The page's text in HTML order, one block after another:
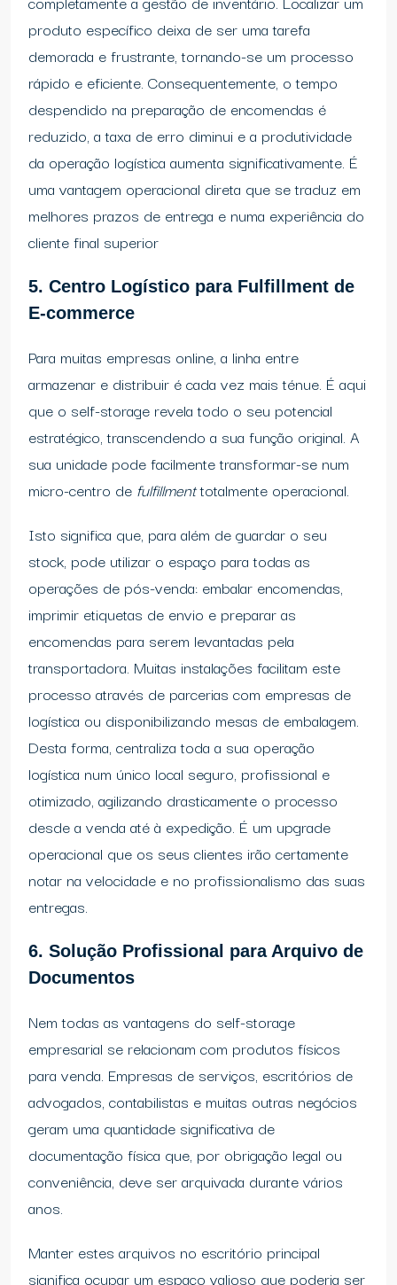
produto específico deixa de ser uma tarefa
demorada e frustrante, tornando-se um processo
rápido e eficiente. Consequentemente, o tempo
despendido na preparação de encomendas é
reduzido, a taxa de erro diminui e a produtividade
da operação logística aumenta significativamente. É
uma vantagem operacional direta que se traduz em
melhores prazos de entrega e numa experiência do
cliente final superior
5. Centro Logístico para Fulfillment de
E-commerce
Para muitas empresas online, a linha entre
armazenar e distribuir é cada vez mais ténue. É aqui
que o self-storage revela todo o seu potencial
estratégico, transcendendo a sua função original. A
sua unidade pode facilmente transformar-se num
micro-centro de fulfillmenttotalmente operacional.
Isto significa que, para além de guardar o seu
stock, pode utilizar o espaço para todas as
operações de pós-venda: embalar encomendas,
imprimir etiquetas de envio e preparar as
encomendas para serem levantadas pela
transportadora. Muitas instalações facilitam este
processo através de parcerias com empresas de
logística ou disponibilizando mesas de embalagem.
Desta forma, centraliza toda a sua operação
logística num único local seguro, profissional e
otimizado, agilizando drasticamente o processo
desde a venda até à expedição. É um upgrade
operacional que os seus clientes irão certamente
notar na velocidade e no profissionalismo das suas
entregas.
6. Solução Profissional para Arquivo de
Documentos
Nem todas as vantagens do self-storage
empresarial se relacionam com produtos físicos
para venda. Empresas de serviços, escritórios de
advogados, contabilistas e muitas outras negócios
geram uma quantidade significativa de
documentação física que, por obrigação legal ou
conveniência, deve ser arquivada durante vários
anos.
Manter estes arquivos no escritório principal
significa ocupar um espaço valioso que poderia ser